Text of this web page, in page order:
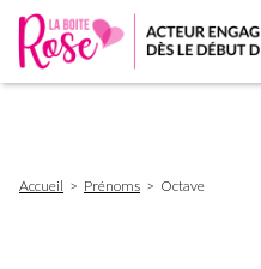
d'Ariane
Accueil Prénoms Octave